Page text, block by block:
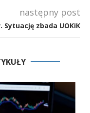
następny post
zbada UOKiK